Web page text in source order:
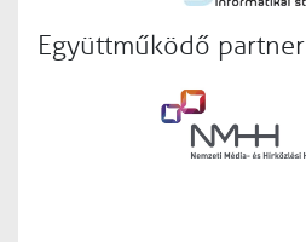
Együttműködő partner